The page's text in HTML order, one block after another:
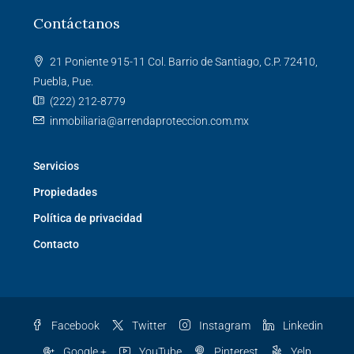
Contáctanos
21 Poniente 915-11 Col. Barrio de Santiago, C.P. 72410,
Puebla, Pue.
(222) 212-8779
inmobiliaria@arrendaproteccion.com.mx
Servicios
Propiedades
Política de privacidad
Contacto
Facebook Twitter Instagram Linkedin